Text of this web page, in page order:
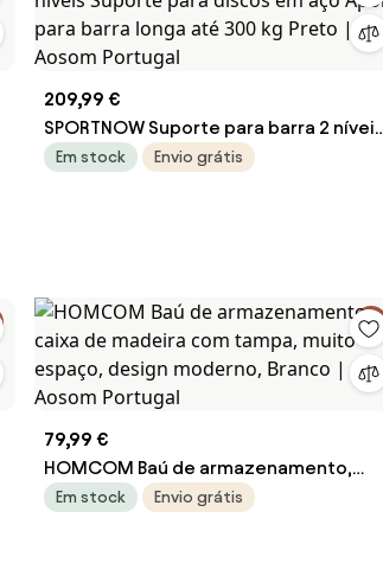
209,99 €
SPORTNOW Suporte para barra 2 níveis
Suporte para discos em aço Apoio
Em stock Envio grátis
79,99 €
HOMCOM Baú de armazenamento,
caixa de madeira com tampa, muito
Em stock Envio grátis